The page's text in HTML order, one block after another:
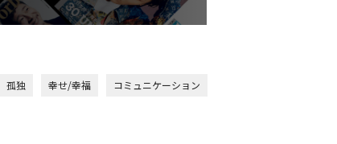
孤独 幸せ/幸福
コミュニケーション